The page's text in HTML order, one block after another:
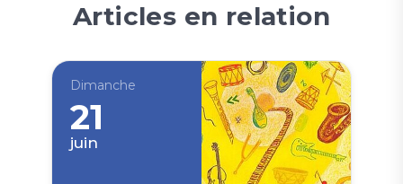
Articles en relation
Dimanche
21
juin